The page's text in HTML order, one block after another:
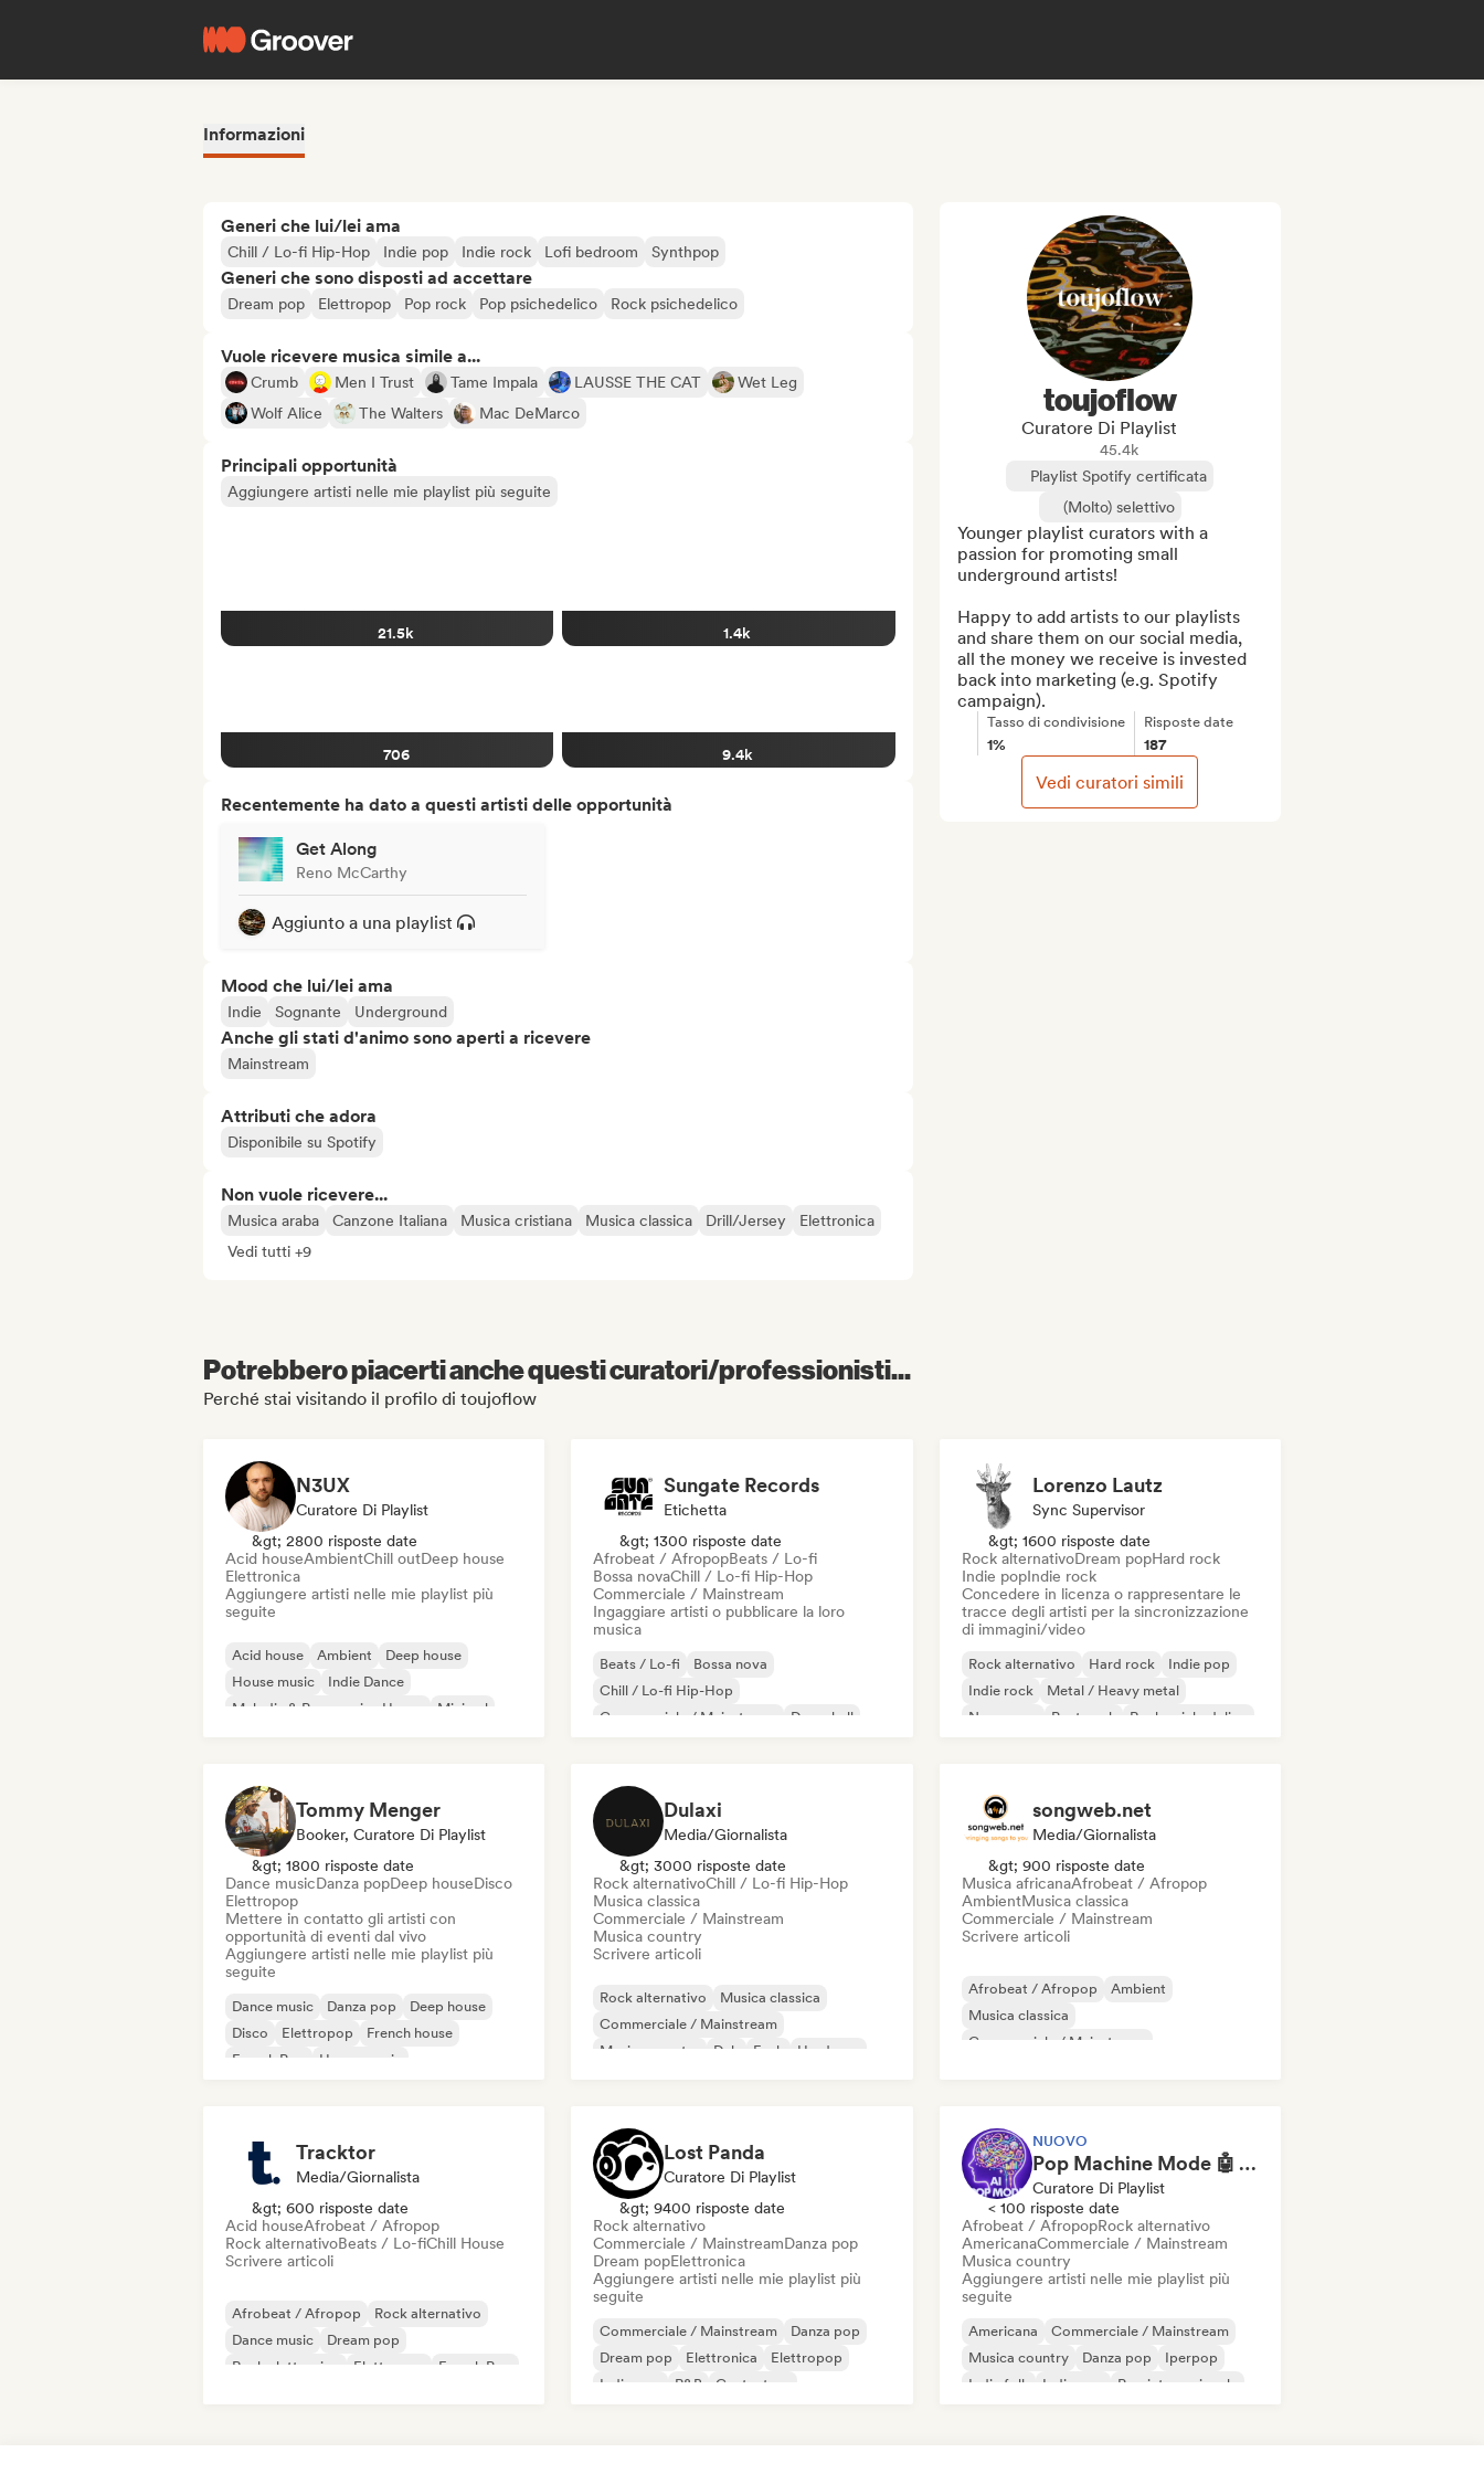
Informazioni
Generi che lui/lei ama
Chill / Lo-fi Hip-Hop Indie pop Indie rock Lofi bedroom Synthpop
Generi che sono disposti ad accettare
Dream pop Elettropop Pop rock Pop psichedelico Rock psichedelico
Vuole ricevere musica simile a...
Crumb Men I Trust Tame Impala LAUSSE THE CAT
Wet Leg
Wolf Alice
The Walters Mac DeMarco
Principali opportunità
Aggiungere artisti nelle mie playlist più seguite
21.5k 1.4k
706 9.4k
Recentemente ha dato a questi artisti delle opportunità
Get Along
Reno McCarthy
Aggiunto a una playlist
Mood che lui/lei ama
Indie Sognante Underground
Anche gli stati d'animo sono aperti a ricevere
Mainstream
Attributi che adora
Disponibile su Spotify
Non vuole ricevere...
Musica araba Canzone Italiana Musica cristiana Musica classica Drill/Jersey
Elettronica
Vedi tutti +9
toujoflow
Curatore Di Playlist
45.4k
Playlist Spotify certificata
(Molto) selettivo
Younger playlist curators with a
passion for promoting small
underground artists!
Happy to add artists to our playlists
and share them on our social media,
all the money we receive is invested
back into marketing (e.g. Spotify
campaign).
Tasso di condivisione
1%
Risposte date
187
Vedi curatori simili
Potrebbero piacerti anche questi curatori/professionisti...
Perché stai visitando il profilo di toujoflow
N3UX
Curatore Di Playlist
&gt; 2800 risposte date
Acid houseAmbientChill outDeep house
Elettronica
Aggiungere artisti nelle mie playlist più
seguite
Acid house Ambient
Deep house
House music
Indie Dance
Melodic & Progressive House
Minimal
Sungate Records
Etichetta
&gt; 1300 risposte date
Afrobeat / AfropopBeats / Lo-fi
Bossa novaChill / Lo-fi Hip-Hop
Commerciale / Mainstream
Ingaggiare artisti o pubblicare la loro
musica
Beats / Lo-fi
Bossa nova
Chill / Lo-fi Hip-Hop
Commerciale / Mainstream
Dancehall
Lorenzo Lautz
Sync Supervisor
&gt; 1600 risposte date
Rock alternativoDream popHard rock
Indie popIndie rock
Concedere in licenza o rappresentare le
tracce degli artisti per la sincronizzazione
di immagini/video
Rock alternativo Hard rock
Indie pop
Indie rock
Metal / Heavy metal
New wave
Post punk Rock psichedelico
Tommy Menger
Booker, Curatore Di Playlist
&gt; 1800 risposte date
Dance musicDanza popDeep houseDisco
Elettropop
Mettere in contatto gli artisti con
opportunità di eventi dal vivo
Aggiungere artisti nelle mie playlist più
seguite
Dance music Danza pop
Deep house
Disco
Elettropop
French house
French Pop
House music
Dulaxi
Media/Giornalista
&gt; 3000 risposte date
Rock alternativoChill / Lo-fi Hip-Hop
Musica classica
Commerciale / Mainstream
Musica country
Scrivere articoli
Rock alternativo
Musica classica
Commerciale / Mainstream
Musica country
Dub Funk
Hardcore
songweb.net
Media/Giornalista
&gt; 900 risposte date
Musica africanaAfrobeat / Afropop
AmbientMusica classica
Commerciale / Mainstream
Scrivere articoli
Afrobeat / Afropop
Ambient
Musica classica
Commerciale / Mainstream
Tracktor
Media/Giornalista
&gt; 600 risposte date
Acid houseAfrobeat / Afropop
Rock alternativoBeats / Lo-fiChill House
Scrivere articoli
Afrobeat / Afropop
Rock alternativo
Dance music
Dream pop
Rock elettronico
Elettropop
French Pop
Lost Panda
Curatore Di Playlist
&gt; 9400 risposte date
Rock alternativo
Commerciale / MainstreamDanza pop
Dream popElettronica
Aggiungere artisti nelle mie playlist più
seguite
Commerciale / Mainstream
Danza pop
Dream pop
Elettronica
Elettropop
Indie pop
R&B Cantautore
NUOVO
Pop Machine Mode 🤖 AI Music, Indie Pop & Dream Pop
Curatore Di Playlist
< 100 risposte date
Afrobeat / AfropopRock alternativo
AmericanaCommerciale / Mainstream
Musica country
Aggiungere artisti nelle mie playlist più
seguite
Americana
Commerciale / Mainstream
Musica country
Danza pop
Iperpop
Indie folk
Indie pop Pop internazionale